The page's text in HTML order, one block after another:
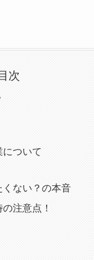
目次
ついて
ない？の本音
注意点！